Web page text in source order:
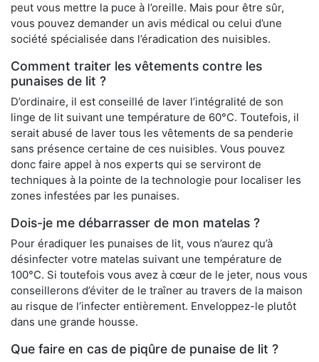
peut vous mettre la puce à l’oreille. Mais pour être sûr,
vous pouvez demander un avis médical ou celui d’une
société spécialisée dans l’éradication des nuisibles.
Comment traiter les vêtements contre les
punaises de lit ?
D’ordinaire, il est conseillé de laver l’intégralité de son
linge de lit suivant une température de 60°C. Toutefois, il
serait abusé de laver tous les vêtements de sa penderie
sans présence certaine de ces nuisibles. Vous pouvez
donc faire appel à nos experts qui se serviront de
techniques à la pointe de la technologie pour localiser les
zones infestées par les punaises.
Dois-je me débarrasser de mon matelas ?
Pour éradiquer les punaises de lit, vous n’aurez qu’à
désinfecter votre matelas suivant une température de
100°C. Si toutefois vous avez à cœur de le jeter, nous vous
conseillerons d’éviter de le traîner au travers de la maison
au risque de l’infecter entièrement. Enveloppez-le plutôt
dans une grande housse.
Que faire en cas de piqûre de punaise de lit ?